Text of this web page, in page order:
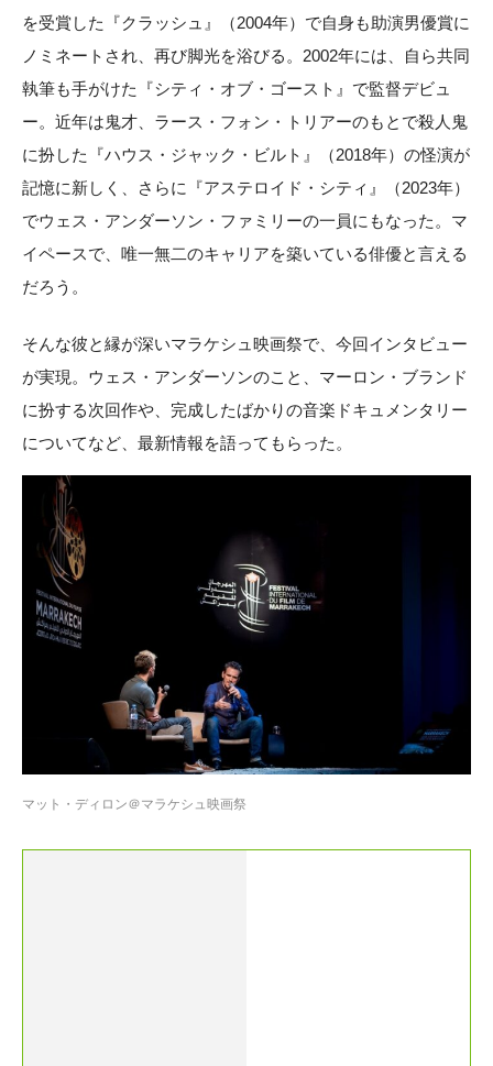
を受賞した『クラッシュ』（2004年）で自身も助演男優賞に
ノミネートされ、再び脚光を浴びる。2002年には、自ら共同
執筆も手がけた『シティ・オブ・ゴースト』で監督デビュ
ー。近年は鬼才、ラース・フォン・トリアーのもとで殺人鬼
に扮した『ハウス・ジャック・ビルト』（2018年）の怪演が
記憶に新しく、さらに『アステロイド・シティ』（2023年）
でウェス・アンダーソン・ファミリーの一員にもなった。マ
イペースで、唯一無二のキャリアを築いている俳優と言える
だろう。
そんな彼と縁が深いマラケシュ映画祭で、今回インタビュー
が実現。ウェス・アンダーソンのこと、マーロン・ブランド
に扮する次回作や、完成したばかりの音楽ドキュメンタリー
についてなど、最新情報を語ってもらった。
マット・ディロン＠マラケシュ映画祭